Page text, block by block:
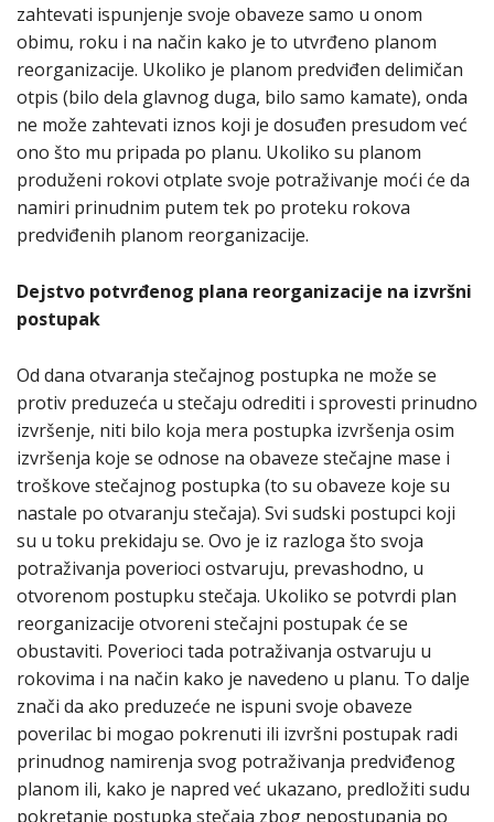
zahtevati ispunjenje svoje obaveze samo u onom
obimu, roku i na način kako je to utvrđeno planom
reorganizacije. Ukoliko je planom predviđen delimičan
otpis (bilo dela glavnog duga, bilo samo kamate), onda
ne može zahtevati iznos koji je dosuđen presudom već
ono što mu pripada po planu. Ukoliko su planom
produženi rokovi otplate svoje potraživanje moći će da
namiri prinudnim putem tek po proteku rokova
predviđenih planom reorganizacije.
Dejstvo potvrđenog plana reorganizacije na izvršni
postupak
Od dana otvaranja stečajnog postupka ne može se
protiv preduzeća u stečaju odrediti i sprovesti prinudno
izvršenje, niti bilo koja mera postupka izvršenja osim
izvršenja koje se odnose na obaveze stečajne mase i
troškove stečajnog postupka (to su obaveze koje su
nastale po otvaranju stečaja). Svi sudski postupci koji
su u toku prekidaju se. Ovo je iz razloga što svoja
potraživanja poverioci ostvaruju, prevashodno, u
otvorenom postupku stečaja. Ukoliko se potvrdi plan
reorganizacije otvoreni stečajni postupak će se
obustaviti. Poverioci tada potraživanja ostvaruju u
rokovima i na način kako je navedeno u planu. To dalje
znači da ako preduzeće ne ispuni svoje obaveze
poverilac bi mogao pokrenuti ili izvršni postupak radi
prinudnog namirenja svog potraživanja predviđenog
planom ili, kako je napred već ukazano, predložiti sudu
pokretanje postupka stečaja zbog nepostupanja po